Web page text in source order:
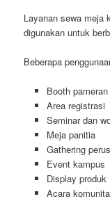
Layanan sewa meja
digunakan untuk
Beberapa
Booth
Area registrasi
Seminar dan
Meja panitia
Gathering
Event kampus
Display produk
Acara